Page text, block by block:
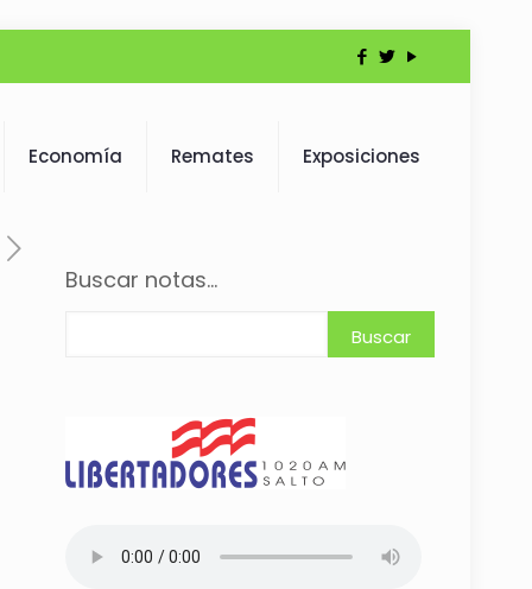
Economía Remates Exposiciones
Buscar notas...
Buscar